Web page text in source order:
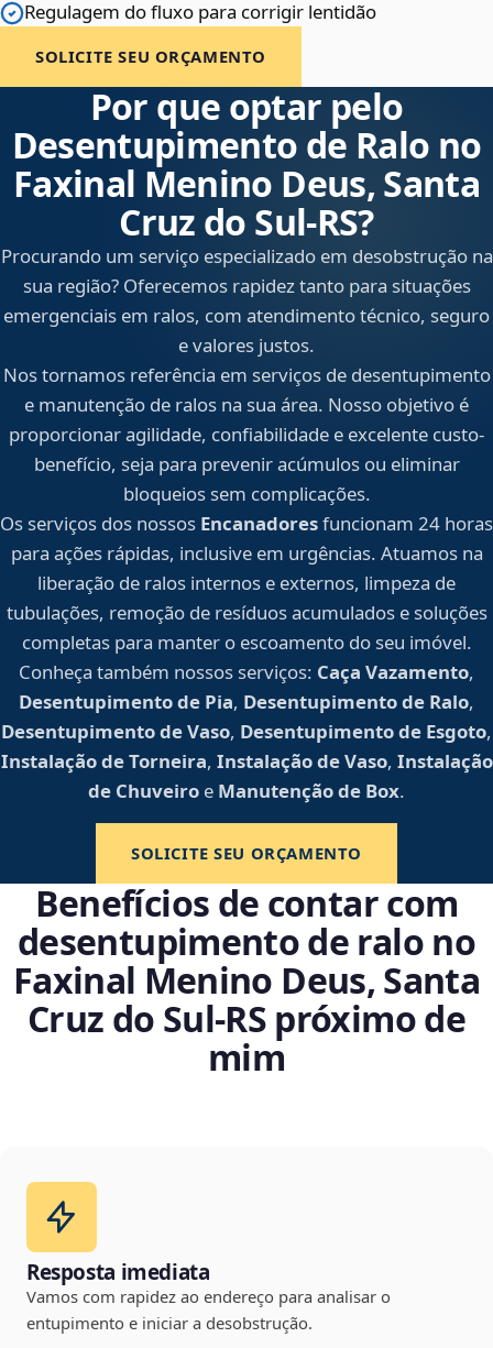
Regulagem do fluxo para corrigir lentidão
SOLICITE SEU ORÇAMENTO
Por que optar pelo
Desentupimento de Ralo no
Faxinal Menino Deus, Santa
Cruz do Sul‑RS?
Procurando um serviço especializado em desobstrução na
sua região? Oferecemos rapidez tanto para situações
emergenciais em ralos, com atendimento técnico, seguro
e valores justos.
Nos tornamos referência em serviços de desentupimento
e manutenção de ralos na sua área. Nosso objetivo é
proporcionar agilidade, confiabilidade e excelente custo-
benefício, seja para prevenir acúmulos ou eliminar
bloqueios sem complicações.
Os serviços dos nossos Encanadoresfuncionam 24 horas
para ações rápidas, inclusive em urgências. Atuamos na
liberação de ralos internos e externos, limpeza de
tubulações, remoção de resíduos acumulados e soluções
completas para manter o escoamento do seu imóvel.
Conheça também nossos serviços: Caça Vazamento,
Desentupimento de Pia, Desentupimento de Ralo,
Desentupimento de Vaso, Desentupimento de Esgoto,
Instalação de Torneira, Instalação de Vaso, Instalação
de Chuveiro e Manutenção de Box.
SOLICITE SEU ORÇAMENTO
Benefícios de contar com
desentupimento de ralo no
Faxinal Menino Deus, Santa
Cruz do Sul‑RS próximo de
mim
Resposta imediata
Vamos com rapidez ao endereço para analisar o
entupimento e iniciar a desobstrução.